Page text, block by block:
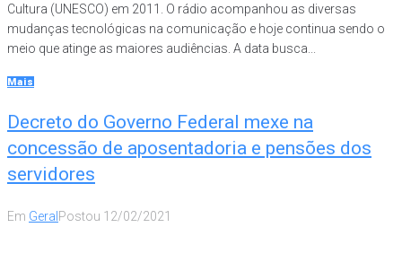
Cultura (UNESCO) em 2011. O rádio acompanhou as diversas
mudanças tecnológicas na comunicação e hoje continua sendo o
meio que atinge as maiores audiências. A data busca...
Mais
Decreto do Governo Federal mexe na
concessão de aposentadoria e pensões dos
servidores
Em GeralPostou 12/02/2021